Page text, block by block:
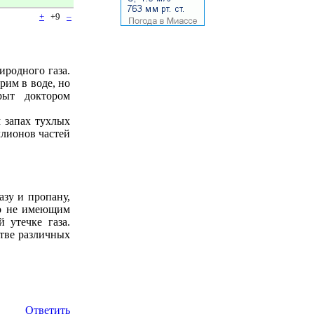
+ +9 –
газа.
в воде, но
доктором
тухлых
частей
и пропану,
не имеющим
утечке газа.
различных
Ответить